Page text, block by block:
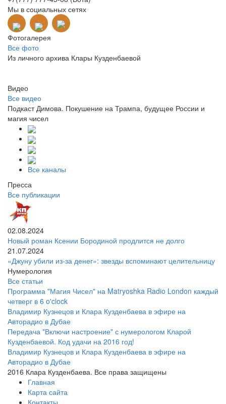
Мы в социальных сетях
Фотогалерея
Все фото
Из личного архива Клары Кузденбаевой
Видео
Все видео
Подкаст Димова. Покушение на Трампа, будущее России и
магия чисел
Все каналы
Пресса
Все публикации
02.08.2024
Новый роман Ксении Бородиной продлится не долго
21.07.2024
«Джуну убили из-за денег»: звезды вспоминают целительницу
Нумерология
Все статьи
Программа "Магия Чисел" на Matryoshka Radio London каждый
четверг в 6 o'clock
Владимир Кузнецов и Клара Кузденбаева в эфире на
Авторадио в Дубае
Передача "Включи настроение" с нумерологом Кларой
Кузденбаевой. Код удачи на 2016 год!
Владимир Кузнецов и Клара Кузденбаева в эфире на
Авторадио в Дубае
2016 Клара Кузденбаева. Все права защищены
Главная
Карта сайта